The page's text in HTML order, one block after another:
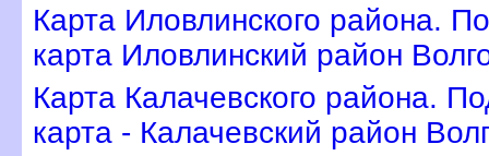
Карта Иловлинского района.
карта Иловлинский район
Карта Калачевского района.
карта - Калачевский район